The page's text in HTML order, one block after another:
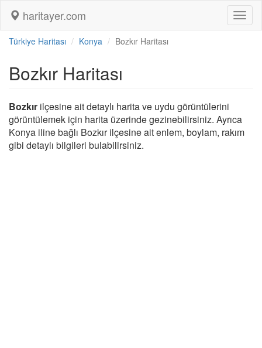
haritayer.com
Türkiye Haritası Konya Bozkır Haritası
Bozkır Haritası
Bozkır ilçesine ait detaylı harita ve uydu görüntülerini
görüntülemek için harita üzerinde gezinebilirsiniz. Ayrıca
Konya iline bağlı Bozkır ilçesine ait enlem, boylam, rakım
gibi detaylı bilgileri bulabilirsiniz.